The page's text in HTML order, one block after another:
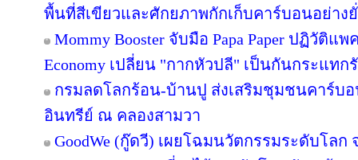
พื้นที่สีเขียวและศักยภาพกักเก็บคาร์บอนอย่าง
Mommy Booster จับมือ Papa Paper ปฏิวัติแ
Economy เปลี่ยน "กากหัวปลี" เป็นกันกระแทก
กรมลดโลกร้อน-บ้านปู ส่งเสริมชุมชนคาร์บ
อินทรีย์ ณ คลองสามวา
GoodWe (กู๊ดวี) เผยโฉมนวัตกรรมระดับโลก